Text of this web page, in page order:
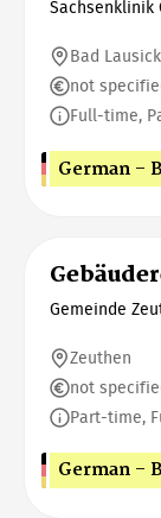
Sachsenklinik
Bad Lausick
not
Full-time,
German -
Gemeinde
Zeuthen
not
Part-time,
German -